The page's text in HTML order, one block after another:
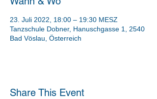
23. Juli 2022, 18:00 – 19:30 MESZ
Tanzschule Dobner, Hanuschgasse 1, 2540
Bad Vöslau, Österreich
Share This Event